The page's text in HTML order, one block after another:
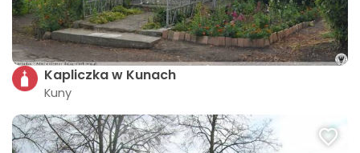
Kapliczka w Kunach
Kuny